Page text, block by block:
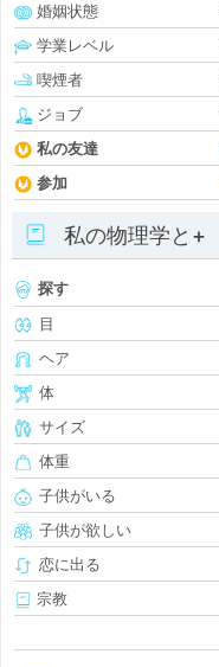
婚姻状態
学業レベル
喫煙者
ジョブ
私の友達
参加
私の物理学と+
探す
目
ヘア
体
サイズ
体重
子供がいる
子供が欲しい
恋に出る
宗教